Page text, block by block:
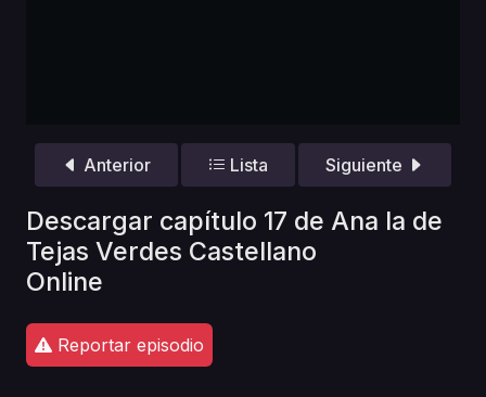
Anterior Lista Siguiente
Descargar capítulo 17 de Ana la de
Tejas Verdes Castellano
Online
Reportar episodio